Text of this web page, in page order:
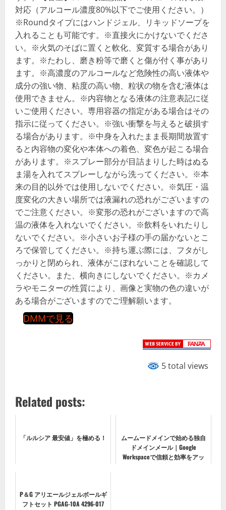
対応（アルコール濃度80%以下でご使用ください。）
※Roundタイプにはハンドジェル、リキッドソープを
入れることも可能です。※直接火にかけないでくださ
い。※火気のそばに置くと軟化、変質する場合があり
ます。※たわし、磨き粉等で磨くと傷が付く事があり
ます。※高濃度のアルコールなど危険性の高い液体や
成分の強い物、粘度の高い物、粒状の物を含む液体は
使用できません。※内容物となる液体の注意表記に従
いご使用ください。専用容器の指定がある場合はその
指示に従ってください。※強い衝撃を与えると破損す
る場合があります。※中身を入れたまま長期間放置す
ると内容物の変化や本体への着色、変色が起こる場合
があります。※スプレー部分が目詰まりした時はぬる
ま湯を入れてスプレーしながら洗ってください。※本
来の目的以外では使用しないでください。※気圧・温
度変化の大きい場所では液漏れの恐れがございますの
でご注意ください。※変形の恐れがございますので高
温の液体を入れないでください。※飲料をいれたりし
ないでください。※小さいお子様の手の届かないとこ
ろで保管してください。※持ち運ぶ際には、フタがし
っかりと閉められ、液体がこぼれないことを確認して
ください。また、横向きにしないでください。※カメ
ラやモニターの性質により、画像と実物の色の違いが
ある場合がございますのでご理解願います。
DMMで見る
5 total views
Related posts:
「ルルシア 最安値」を極める！
ムームードメインで始める独自
ドメインメール｜Google
Workspaceで信頼と効率をアッ
P＆G アリエールジェルボールギ
フトセット PGAG-10A 4296-017